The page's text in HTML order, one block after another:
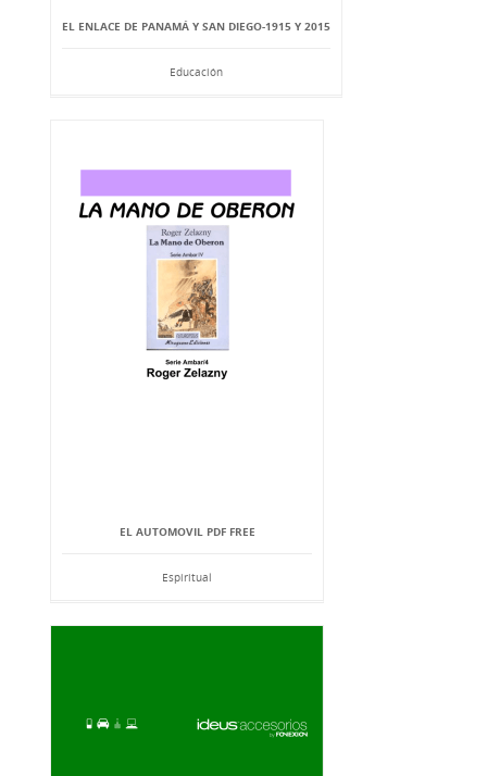
EL ENLACE DE PANAMÁ Y SAN DIEGO-1915 Y 2015
Educación
EL AUTOMOVIL PDF FREE
Espiritual